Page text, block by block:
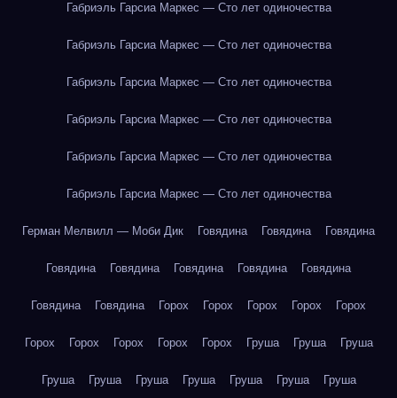
Габриэль Гарсиа Маркес — Сто лет одиночества
Габриэль Гарсиа Маркес — Сто лет одиночества
Габриэль Гарсиа Маркес — Сто лет одиночества
Габриэль Гарсиа Маркес — Сто лет одиночества
Габриэль Гарсиа Маркес — Сто лет одиночества
Габриэль Гарсиа Маркес — Сто лет одиночества
Герман Мелвилл — Моби Дик Говядина Говядина Говядина
Говядина Говядина Говядина Говядина Говядина
Говядина Говядина Горох Горох Горох Горох Горох
Горох Горох Горох Горох Горох Груша Груша Груша
Груша Груша Груша Груша Груша Груша Груша